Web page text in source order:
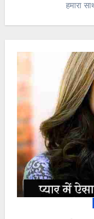
हमारा